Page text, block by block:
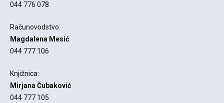
044 776 078
Računovodstvo:
Magdalena Mesić
044 777 106
Knjižnica:
Mirjana Čubaković
044 777 105